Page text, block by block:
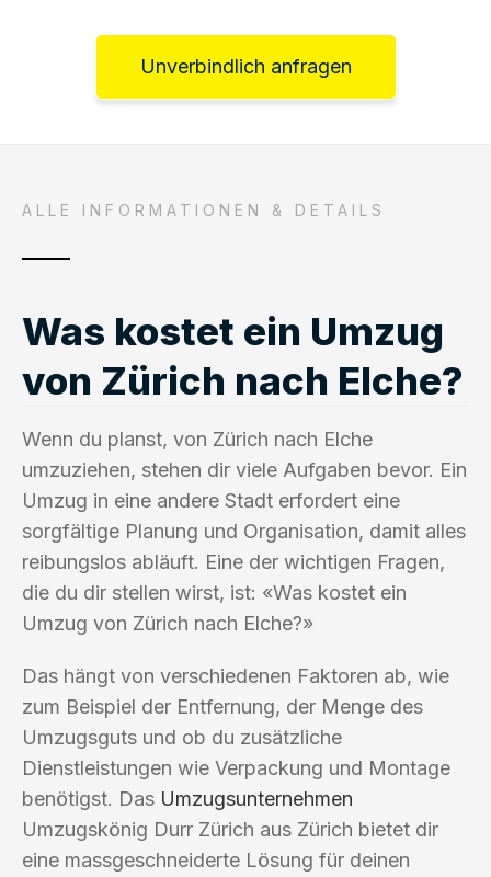
Unverbindlich anfragen
ALLE INFORMATIONEN & DETAILS
Was kostet ein Umzug
von Zürich nach Elche?
Wenn du planst, von Zürich nach Elche
umzuziehen, stehen dir viele Aufgaben bevor. Ein
Umzug in eine andere Stadt erfordert eine
sorgfältige Planung und Organisation, damit alles
reibungslos abläuft. Eine der wichtigen Fragen,
die du dir stellen wirst, ist: «Was kostet ein
Umzug von Zürich nach Elche?»
Das hängt von verschiedenen Faktoren ab, wie
zum Beispiel der Entfernung, der Menge des
Umzugsguts und ob du zusätzliche
Dienstleistungen wie Verpackung und Montage
benötigst. Das Umzugsunternehmen
Umzugskönig Durr Zürich aus Zürich bietet dir
eine massgeschneiderte Lösung für deinen